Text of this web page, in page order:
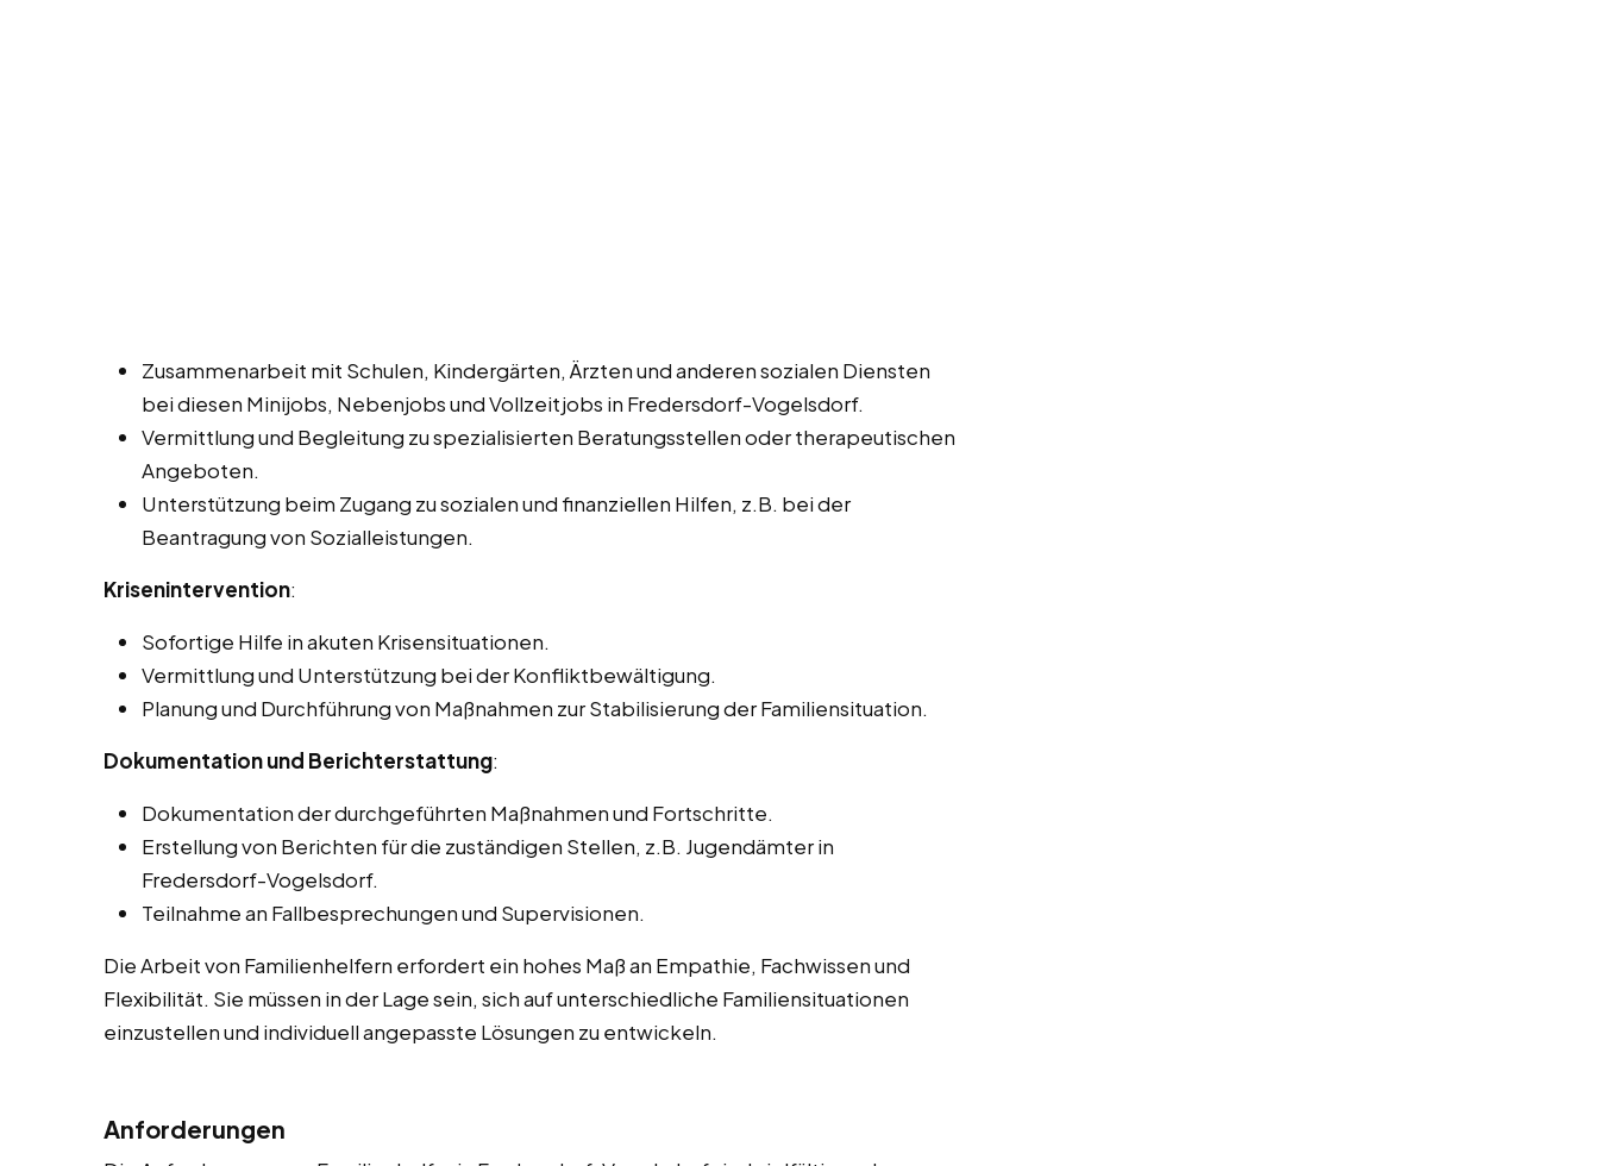
Zusammenarbeit mit Schulen, Kindergärten, Ärzten und anderen sozialen Diensten
bei diesen Minijobs, Nebenjobs und Vollzeitjobs in Fredersdorf-Vogelsdorf.
Vermittlung und Begleitung zu spezialisierten Beratungsstellen oder therapeutischen
Angeboten.
Unterstützung beim Zugang zu sozialen und finanziellen Hilfen, z.B. bei der
Beantragung von Sozialleistungen.
Krisenintervention:
Sofortige Hilfe in akuten Krisensituationen.
Vermittlung und Unterstützung bei der Konfliktbewältigung.
Planung und Durchführung von Maßnahmen zur Stabilisierung der Familiensituation.
Dokumentation und Berichterstattung:
Dokumentation der durchgeführten Maßnahmen und Fortschritte.
Erstellung von Berichten für die zuständigen Stellen, z.B. Jugendämter in
Fredersdorf-Vogelsdorf.
Teilnahme an Fallbesprechungen und Supervisionen.
Die Arbeit von Familienhelfern erfordert ein hohes Maß an Empathie, Fachwissen und
Flexibilität. Sie müssen in der Lage sein, sich auf unterschiedliche Familiensituationen
einzustellen und individuell angepasste Lösungen zu entwickeln.
Anforderungen